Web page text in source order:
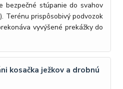
bezpečné stúpanie do svahov
Terénu prispôsobivý podvozok
vyvýšené prekážky do
kosačka ježkov a drobnú